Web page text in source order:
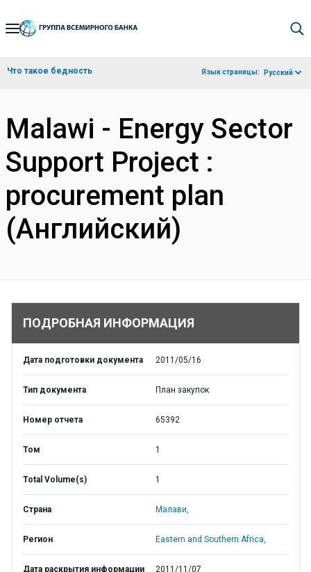
Skip
Navigation
Что такое бедность Язык страницы: Русский
Malawi - Energy Sector
Support Project :
procurement plan
(Английский)
ПОДРОБНАЯ ИНФОРМАЦИЯ
Дата подготовки документа 2011/05/16
Тип документа План закупок
Номер отчета 65392
Том 1
Total Volume(s) 1
Страна Малави,
Регион Eastern and Southern Africa,
Дата раскрытия информации 2011/11/07